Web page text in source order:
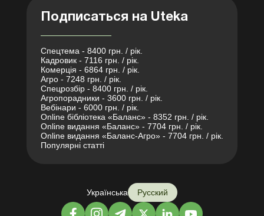
Подписаться на Uteka
Спецтема - 8400 грн. / рік.
Кадровик - 7116 грн. / рік.
Комерція - 6864 грн. / рік.
Агро - 7248 грн. / рік.
Спецрозбір - 8400 грн. / рік.
Агропорадники - 3600 грн. / рік.
Вебінари - 6000 грн. / рік.
Online бібліотека «Баланс» - 8352 грн. / рік.
Online видання «Баланс» - 7704 грн. / рік.
Online видання «Баланс-Агро» - 7704 грн. / рік.
Популярні статті
Українська Русский